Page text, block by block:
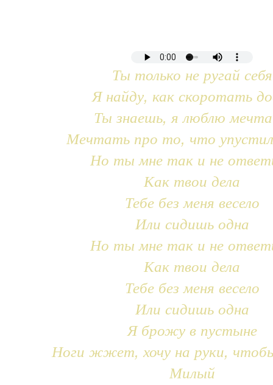
Ты только не ругай себя
Я найду, как скоротать
Ты знаешь, я люблю
Мечтать про то, что
Но ты мне так и не
Как твои дела
Тебе без меня весело
Или сидишь одна
Но ты мне так и не
Как твои дела
Тебе без меня весело
Или сидишь одна
Я брожу в пустыне
Ноги жжет, хочу на руки,
Милый